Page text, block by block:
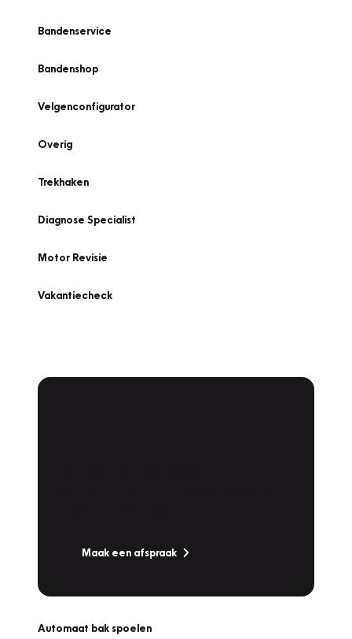
Bandenservice
Bandenshop
Velgenconfigurator
Overig
Trekhaken
Diagnose Specialist
Motor Revisie
Vakantiecheck
Maak een afspraak
Automaat bak spoelen